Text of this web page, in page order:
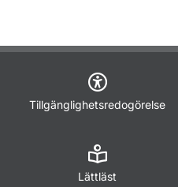
Tillgänglighetsredogörelse
Lättläst